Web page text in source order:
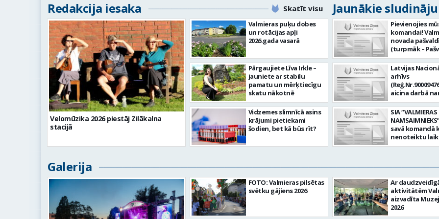
Redakcija iesaka Skatīt visu Jaunākie
Velomūzika 2026 piestāj Zilākalna
stacijā
Valmieras puķu dobes
un rotācijas apļi
2026.gada vasarā
Pārgaujiete Līva Irkle –
jauniete ar stabilu
pamatu un mērķtiecīgu
skatu nākotnē
Vidzemes slimnīcā asins
krājumi pietiekami
šodien, bet kā būs rīt?
Pievienojies
komandai!
novada
(turpmāk –
aicina darbā
Informācijas
centra (ITC)
tehnoloģiju
vieta: Rūjienas
Naukšēnu
teritorijās Ja
vēlme:
informācijas un
komunikācijas
IKT) saistīto
un operatīvu
nodrošināt
datortehnikas
atbalstu un ar to
saistīto
Latvijas
arhīvs
aicina darbā
pārzini (uz
laiku)
valsts arhīvā Mēs
Valmieras
arhīvā
dokumentāro
mantojumu.
pārraudzībā un
zonā ietilpst
Valkas,
Limbažu novadi.
SIA “VALMIERAS
savā komandā
nenoteiktu
SPECIALIZĒTĀ
pienākumi:
apkalpot
(arī kravas)
uzturēt
automobili
kārtībā. veikt
Galerija
FOTO: Valmieras pilsētas
svētku gājiens 2026
Ar
aktivitātēm
aizvadīta
2026